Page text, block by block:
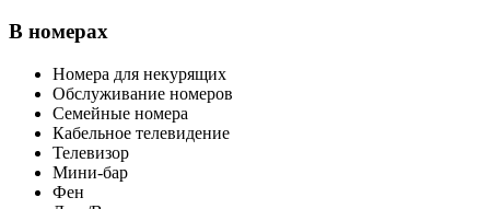
В номерах
Номера для некурящих
Обслуживание номеров
Семейные номера
Кабельное телевидение
Телевизор
Мини-бар
Фен